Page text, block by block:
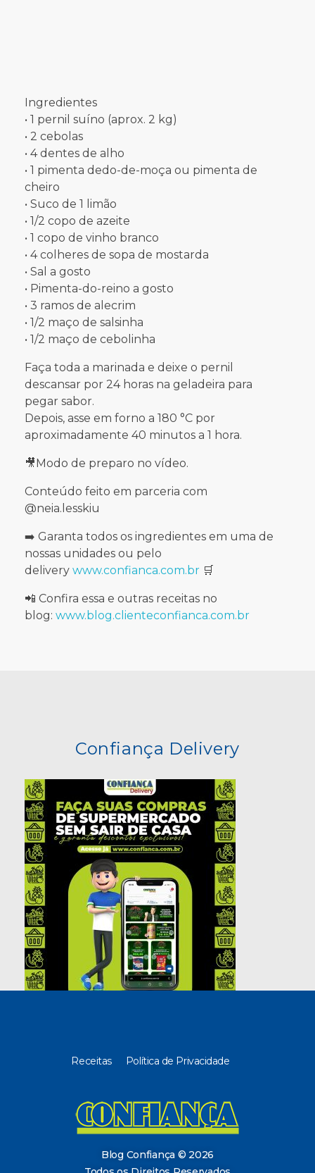
Ingredientes
• 1 pernil suíno (aprox. 2 kg)
• 2 cebolas
• 4 dentes de alho
• 1 pimenta dedo-de-moça ou pimenta de
cheiro
• Suco de 1 limão
• 1/2 copo de azeite
• 1 copo de vinho branco
• 4 colheres de sopa de mostarda
• Sal a gosto
• Pimenta-do-reino a gosto
• 3 ramos de alecrim
• 1/2 maço de salsinha
• 1/2 maço de cebolinha
Faça toda a marinada e deixe o pernil
descansar por 24 horas na geladeira para
pegar sabor.
Depois, asse em forno a 180 °C por
aproximadamente 40 minutos a 1 hora.
🎥Modo de preparo no vídeo.
Conteúdo feito em parceria com
@neia.lesskiu
➡️ Garanta todos os ingredientes em uma de
nossas unidades ou pelo
delivery www.confianca.com.br 🛒
📲 Confira essa e outras receitas no
blog: www.blog.clienteconfianca.com.br
Confiança Delivery
Receitas Política de Privacidade
Blog Confiança © 2026